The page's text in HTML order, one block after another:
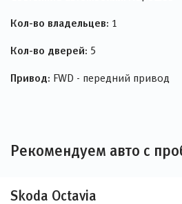
Кол-во владельцев: 1
Кол-во дверей: 5
Привод: FWD - передний привод
Рекомендуем авто с
Skoda Octavia